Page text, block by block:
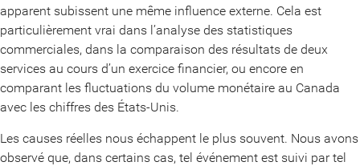
apparent subissent une même influence externe. Cela est
particulièrement vrai dans l’analyse des statistiques
commerciales, dans la comparaison des résultats de deux
services au cours d’un exercice financier, ou encore en
comparant les fluctuations du volume monétaire au Canada
avec les chiffres des États-Unis.
Les causes réelles nous échappent le plus souvent. Nous avons
observé que, dans certains cas, tel événement est suivi par tel